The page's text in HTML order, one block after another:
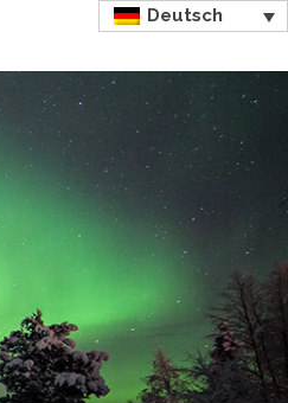
Deutsch